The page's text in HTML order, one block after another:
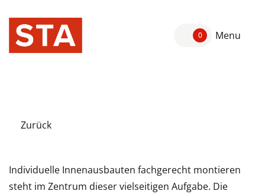
0 Menu
Zurück
Individuelle Innenausbauten fachgerecht montieren
steht im Zentrum dieser vielseitigen Aufgabe. Die